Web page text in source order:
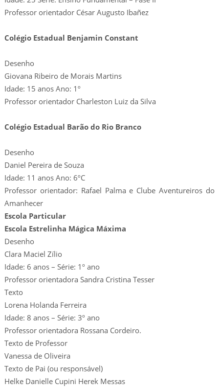
Professor orientador César Augusto Ibañez
Colégio Estadual Benjamin Constant
Desenho
Giovana Ribeiro de Morais Martins
Idade: 15 anos Ano: 1º
Professor orientador Charleston Luiz da Silva
Colégio Estadual Barão do Rio Branco
Desenho
Daniel Pereira de Souza
Idade: 11 anos Ano: 6ºC
Professor orientador: Rafael Palma e Clube Aventureiros do
Amanhecer
Escola Particular
Escola Estrelinha Mágica Máxima
Desenho
Clara Maciel Zílio
Idade: 6 anos – Série: 1º ano
Professor orientadora Sandra Cristina Tesser
Texto
Lorena Holanda Ferreira
Idade: 8 anos – Série: 3º ano
Professor orientadora Rossana Cordeiro.
Texto de Professor
Vanessa de Oliveira
Texto de Pai (ou responsável)
Helke Danielle Cupini Herek Messas